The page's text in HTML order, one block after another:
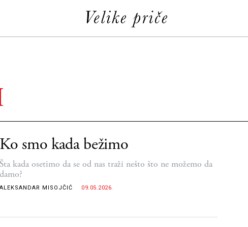
Ko smo kada bežimo
Šta kada osetimo da se od nas traži nešto što ne možemo da
damo?
ALEKSANDAR MISOJČIĆ 09.05.2026.